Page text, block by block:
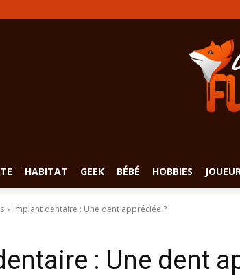
HABITAT GEEK BÉBÉ HOBBIES
Implant dentaire : Une dent appréciée ?
: Une dent